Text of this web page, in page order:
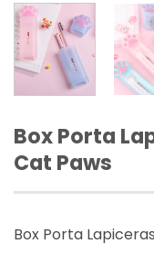
Box Porta
Cat Paws
Box Porta